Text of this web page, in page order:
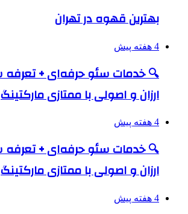
بهترین قهوه در تهران
4 هفته پیش
ارزان و اصولی با ممتازی مارکتینگ
4 هفته پیش
ارزان و اصولی با ممتازی مارکتینگ
4 هفته پیش